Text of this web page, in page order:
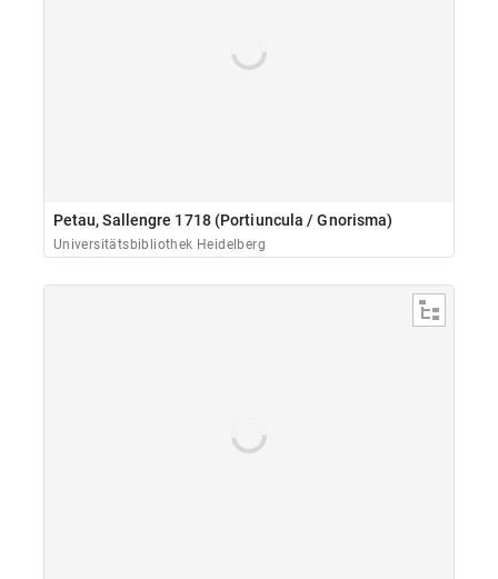
Petau, Sallengre 1718 (Portiuncula / Gnorisma)
Universitätsbibliothek Heidelberg